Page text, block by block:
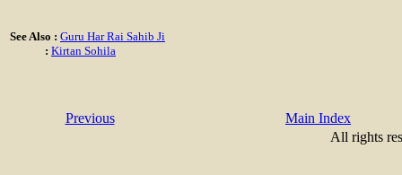
See Also : Guru Har Rai Sahib Ji
: Kirtan Sohila
Previous
Main Index
All rights